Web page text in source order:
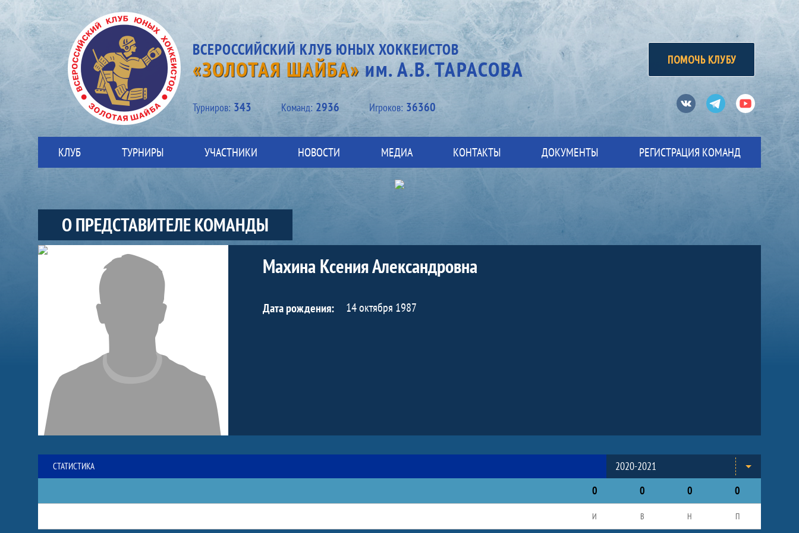
ВСЕРОССИЙСКИЙ КЛУБ ЮНЫХ ХОККЕИСТОВ
«ЗОЛОТАЯ ШАЙБА»им. А.В. ТАРАСОВА
Турниров: 343 Kоманд: 2936 Игроков: 36360
ПОМОЧЬ КЛУБУ
ВконтактеТелеграмЮтуб
КЛУБ ТУРНИРЫ УЧАСТНИКИ НОВОСТИ МЕДИА КОНТАКТЫ ДОКУМЕНТЫ РЕГИСТРАЦИЯ КОМАНД
О ПРЕДСТАВИТЕЛЕ КОМАНДЫ
Участники-представитель-команды
Махина Ксения Александровна
Дата рождения: 14 октября 1987
СТАТИСТИКА
2020-2021
0
0 0 0
И В Н П